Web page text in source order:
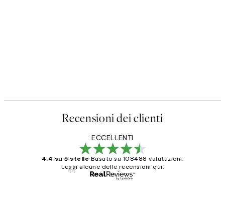
Recensioni dei clienti
ECCELLENTI
4.4 su 5 stelle Basato su 108488 valutazioni.
Leggi alcune delle recensioni qui.